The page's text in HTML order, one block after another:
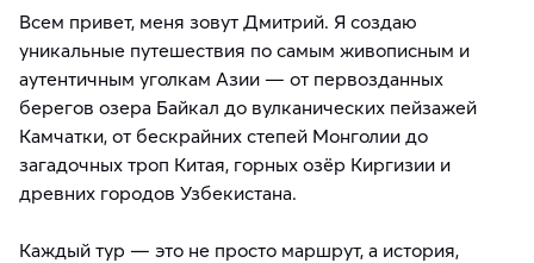
Всем привет, меня зовут Дмитрий. Я создаю
уникальные путешествия по самым живописным и
аутентичным уголкам Азии — от первозданных
берегов озера Байкал до вулканических пейзажей
Камчатки, от бескрайних степей Монголии до
загадочных троп Китая, горных озёр Киргизии и
древних городов Узбекистана.
Каждый тур — это не просто маршрут, а история,